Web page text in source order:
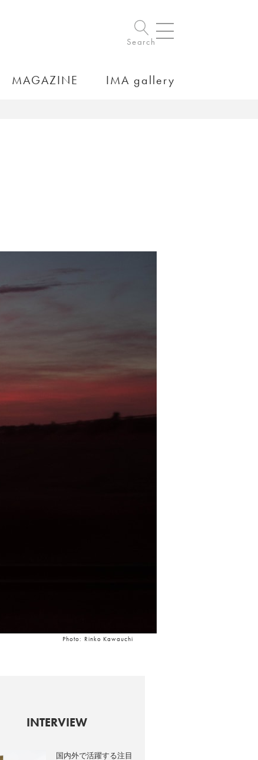
Search
MAGAZINE IMA gallery
Photo: Rinko Kawauchi
INTERVIEW
国内外で活躍する注目